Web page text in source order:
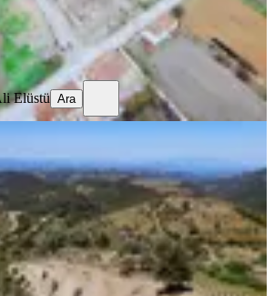
Elüstü
Elüstü Ara
Kök Hisse 500 M² Arazi
Menderes
·800/m²·01.08.2026
₺